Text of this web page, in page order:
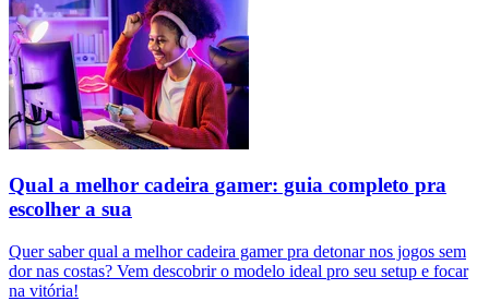
Qual a melhor cadeira gamer: guia completo pra
escolher a sua
Quer saber qual a melhor cadeira gamer pra detonar nos jogos sem
dor nas costas? Vem descobrir o modelo ideal pro seu setup e focar
na vitória!